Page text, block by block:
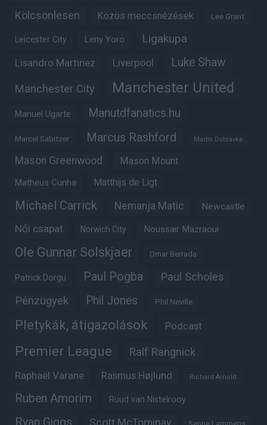
Kölcsönlesen Közös meccsnézések Lee Grant
Leicester City Leny Yoro Ligakupa
Lisandro Martinez Liverpool Luke Shaw
Manchester City Manchester United
Manuel Ugarte Manutdfanatics.hu
Marcel Sabitzer Marcus Rashford Martin Dubravka
Mason Greenwood Mason Mount
Matheus Cunha Matthijs de Ligt
Michael Carrick Nemanja Matic Newcastle
Női csapat Norwich City Noussair Mazraoui
Ole Gunnar Solskjaer Omar Berrada
Patrick Dorgu Paul Pogba Paul Scholes
Pénzügyek Phil Jones Phil Neville
Pletykák, átigazolások Podcast
Premier League Ralf Rangnick
Raphaël Varane Rasmus Højlund Richard Arnold
Ruben Amorim Ruud van Nistelrooy